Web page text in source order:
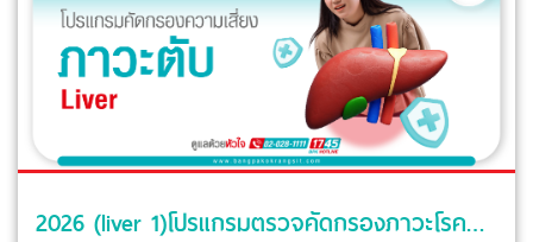
2026 (liver 1)โปรแกรมตรวจคัดกรองภาวะโรคตับ ( Classic ) ที่ โรงพยาบาลบางปะกอก-รังสิต2